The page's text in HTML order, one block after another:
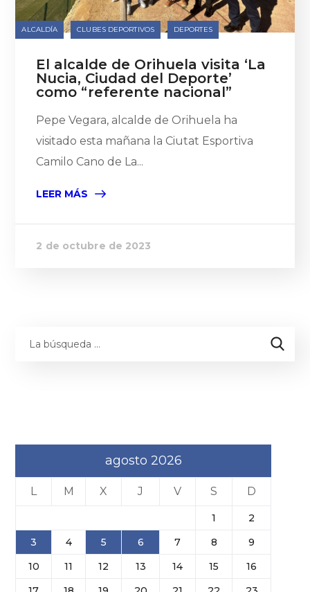
ALCALDÍA CLUBES DEPORTIVOS DEPORTES
El alcalde de Orihuela visita ‘La
Nucia, Ciudad del Deporte’
como “referente nacional”
Pepe Vegara, alcalde de Orihuela ha
visitado esta mañana la Ciutat Esportiva
Camilo Cano de La...
LEER MÁS
2 de octubre de 2023
agosto 2026
L M X J V S D
1
2
3
4 5 6 7 8
9
10
11 12 13 14 15
16